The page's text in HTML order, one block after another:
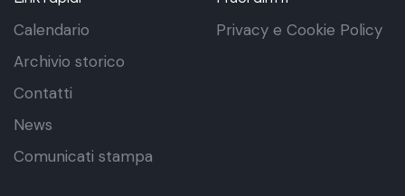
Calendario
Archivio storico
Contatti
News
Comunicati stampa
Privacy e Cookie Policy